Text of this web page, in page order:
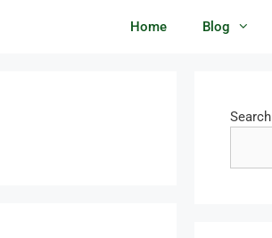
Home Blog
Search